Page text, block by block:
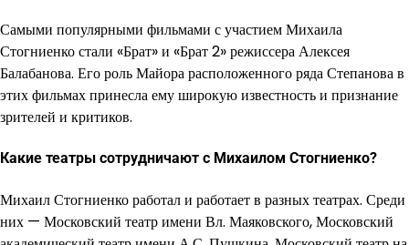
Самыми популярными фильмами с участием Михаила
Стогниенко стали «Брат» и «Брат 2» режиссера Алексея
Балабанова. Его роль Майора расположенного ряда Степанова в
этих фильмах принесла ему широкую известность и признание
зрителей и критиков.
Какие театры сотрудничают с Михаилом Стогниенко?
Михаил Стогниенко работал и работает в разных театрах. Среди
них — Московский театр имени Вл. Маяковского, Московский